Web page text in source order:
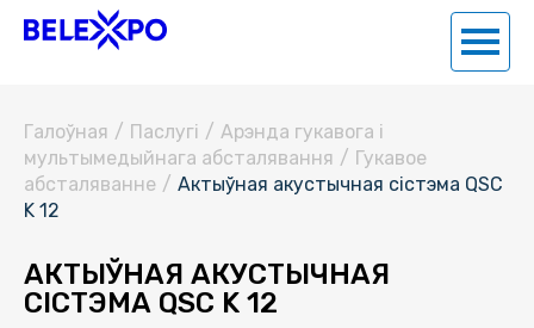
Галоўная / Паслугi / Арэнда гукавога і
мультымедыйнага абсталявання / Гукавое
абсталяванне / Актыўная акустычная сістэма QSC
K 12
АКТЫЎНАЯ АКУСТЫЧНАЯ
СІСТЭМА QSC K 12